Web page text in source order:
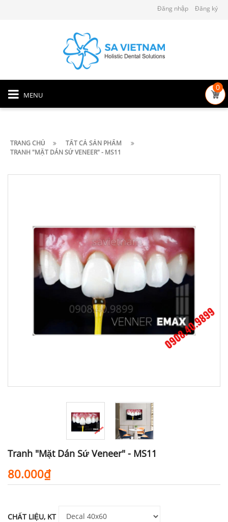
Đăng nhập Đăng ký
MENU
0
TRANG CHỦ
TẤT CẢ SẢN PHẨM
TRANH "MẶT DÁN SỨ VENEER" - MS11
Tranh "Mặt Dán Sứ Veneer" - MS11
80.000₫
CHẤT LIỆU, KT